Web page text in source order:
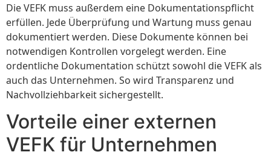
Die VEFK muss außerdem eine Dokumentationspflicht
erfüllen. Jede Überprüfung und Wartung muss genau
dokumentiert werden. Diese Dokumente können bei
notwendigen Kontrollen vorgelegt werden. Eine
ordentliche Dokumentation schützt sowohl die VEFK als
auch das Unternehmen. So wird Transparenz und
Nachvollziehbarkeit sichergestellt.
Vorteile einer externen
VEFK für Unternehmen